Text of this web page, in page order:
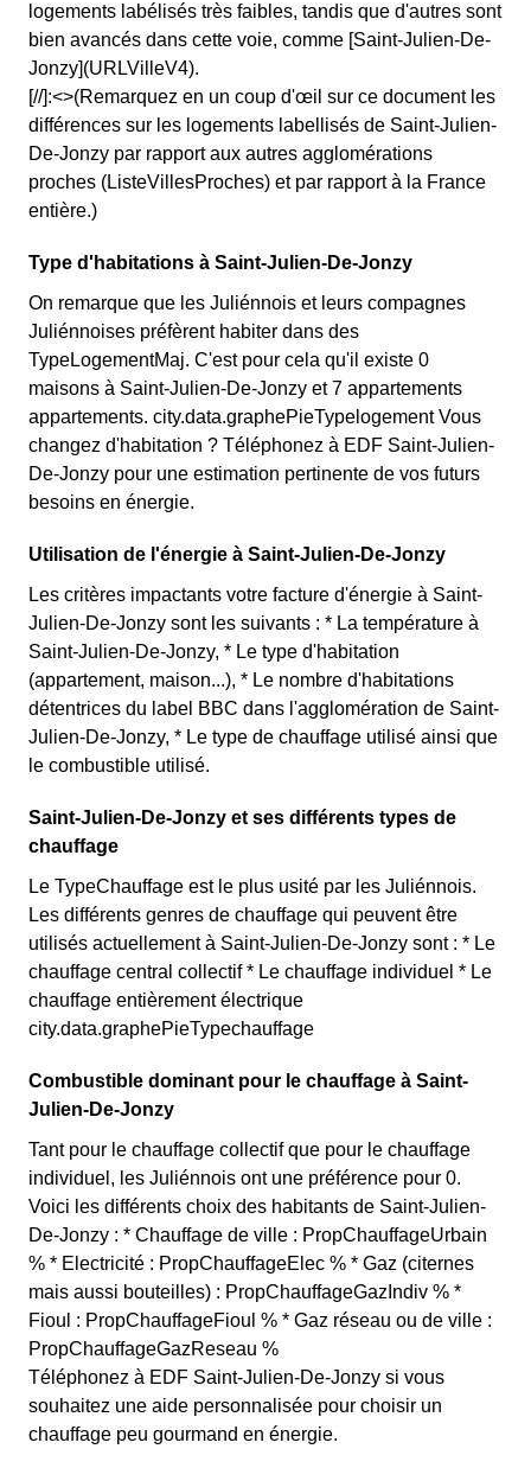
logements labélisés très faibles, tandis que d'autres sont
bien avancés dans cette voie, comme [Saint-Julien-De-
Jonzy](URLVilleV4).
[//]:<>(Remarquez en un coup d'œil sur ce document les
différences sur les logements labellisés de Saint-Julien-
De-Jonzy par rapport aux autres agglomérations
proches (ListeVillesProches) et par rapport à la France
entière.)
Type d'habitations à Saint-Julien-De-Jonzy
On remarque que les Juliénnois et leurs compagnes
Juliénnoises préfèrent habiter dans des
TypeLogementMaj. C'est pour cela qu'il existe 0
maisons à Saint-Julien-De-Jonzy et 7 appartements
appartements. city.data.graphePieTypelogement Vous
changez d'habitation ? Téléphonez à EDF Saint-Julien-
De-Jonzy pour une estimation pertinente de vos futurs
besoins en énergie.
Utilisation de l'énergie à Saint-Julien-De-Jonzy
Les critères impactants votre facture d'énergie à Saint-
Julien-De-Jonzy sont les suivants : * La température à
Saint-Julien-De-Jonzy, * Le type d'habitation
(appartement, maison...), * Le nombre d'habitations
détentrices du label BBC dans l'agglomération de Saint-
Julien-De-Jonzy, * Le type de chauffage utilisé ainsi que
le combustible utilisé.
Saint-Julien-De-Jonzy et ses différents types de
chauffage
Le TypeChauffage est le plus usité par les Juliénnois.
Les différents genres de chauffage qui peuvent être
utilisés actuellement à Saint-Julien-De-Jonzy sont : * Le
chauffage central collectif * Le chauffage individuel * Le
chauffage entièrement électrique
city.data.graphePieTypechauffage
Combustible dominant pour le chauffage à Saint-
Julien-De-Jonzy
Tant pour le chauffage collectif que pour le chauffage
individuel, les Juliénnois ont une préférence pour 0.
Voici les différents choix des habitants de Saint-Julien-
De-Jonzy : * Chauffage de ville : PropChauffageUrbain
% * Electricité : PropChauffageElec % * Gaz (citernes
mais aussi bouteilles) : PropChauffageGazIndiv % *
Fioul : PropChauffageFioul % * Gaz réseau ou de ville :
PropChauffageGazReseau %
Téléphonez à EDF Saint-Julien-De-Jonzy si vous
souhaitez une aide personnalisée pour choisir un
chauffage peu gourmand en énergie.